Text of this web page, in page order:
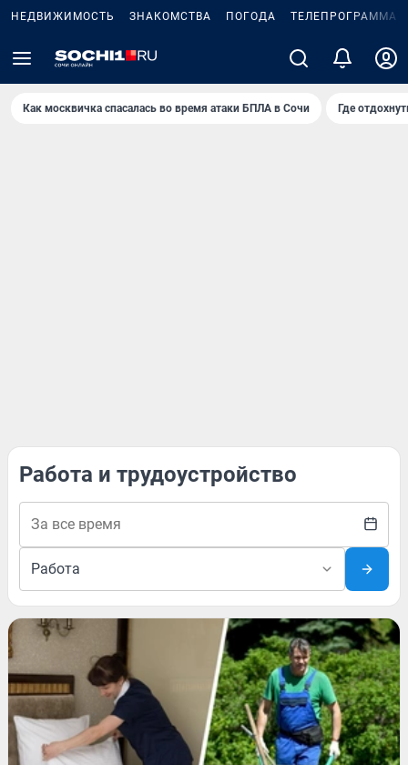
НЕДВИЖИМОСТЬ ЗНАКОМСТВА ПОГОДА ТЕЛЕПРОГРАММА
Как москвичка спасалась во время атаки БПЛА в Сочи Где
Работа и трудоустройство